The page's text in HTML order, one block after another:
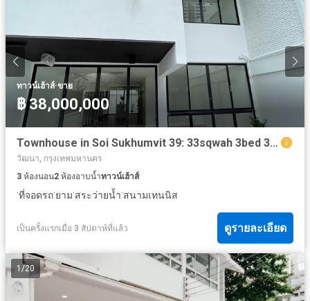
ทาวน์เฮ้าส์·ขาย
฿ 38,000,000
Townhouse in Soi Sukhumvit 39: 33sqwah 3bed 3bath + maid 38,000,0000 Am: 065619----
วัฒนา, กรุงเทพมหานคร
3 ห้องนอน2 ห้องอาบน้ำทาวน์เฮ้าส์
·ที่จอดรถ·ยาม·สระว่ายน้ำ·สนามเทนนิส
เป็นครั้งแรกเมื่อ 3 สัปดาห์ที่แล้ว ดูรายละเอียด
1 /20